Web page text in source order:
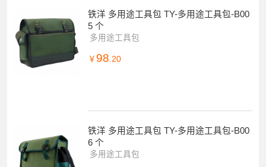
铁洋 多用途工具包 TY-多用途工具包-B00
5 个
多用途工具包
￥ 98.20
铁洋 多用途工具包 TY-多用途工具包-B00
6 个
多用途工具包